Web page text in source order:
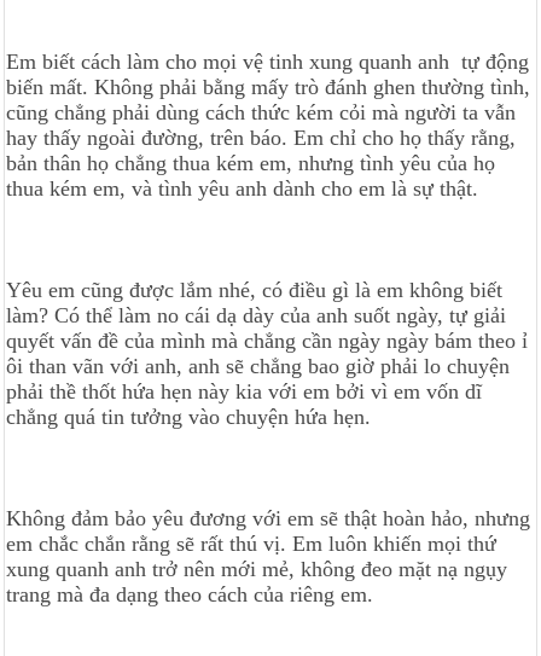
Em biết cách làm cho mọi vệ tinh xung quanh anh tự động
biến mất. Không phải bằng mấy trò đánh ghen thường tình,
cũng chẳng phải dùng cách thức kém cỏi mà người ta vẫn
hay thấy ngoài đường, trên báo. Em chỉ cho họ thấy rằng,
bản thân họ chẳng thua kém em, nhưng tình yêu của họ
thua kém em, và tình yêu anh dành cho em là sự thật.
Yêu em cũng được lắm nhé, có điều gì là em không biết
làm? Có thể làm no cái dạ dày của anh suốt ngày, tự giải
quyết vấn đề của mình mà chẳng cần ngày ngày bám theo ỉ
ôi than vãn với anh, anh sẽ chẳng bao giờ phải lo chuyện
phải thề thốt hứa hẹn này kia với em bởi vì em vốn dĩ
chẳng quá tin tưởng vào chuyện hứa hẹn.
Không đảm bảo yêu đương với em sẽ thật hoàn hảo, nhưng
em chắc chắn rằng sẽ rất thú vị. Em luôn khiến mọi thứ
xung quanh anh trở nên mới mẻ, không đeo mặt nạ ngụy
trang mà đa dạng theo cách của riêng em.